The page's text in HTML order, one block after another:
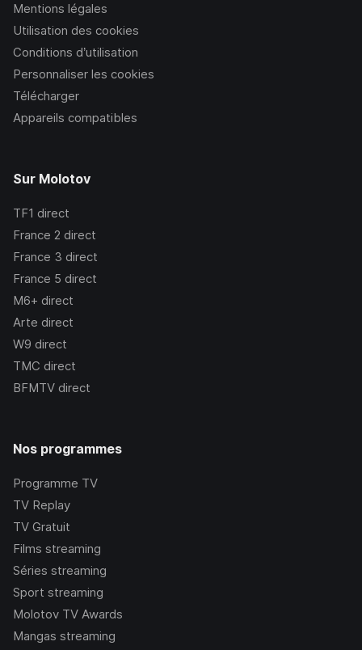
Mentions légales
Utilisation des cookies
Conditions d’utilisation
Personnaliser les cookies
Télécharger
Appareils compatibles
Sur Molotov
TF1 direct
France 2 direct
France 3 direct
France 5 direct
M6+ direct
Arte direct
W9 direct
TMC direct
BFMTV direct
Nos programmes
Programme TV
TV Replay
TV Gratuit
Films streaming
Séries streaming
Sport streaming
Molotov TV Awards
Mangas streaming